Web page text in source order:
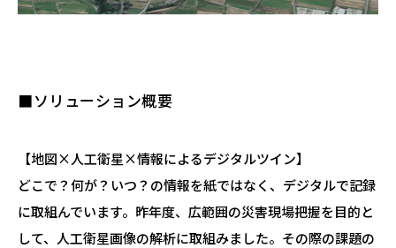
■ソリューション概要
【地図×人工衛星×情報によるデジタルツイン】
どこで？何が？いつ？の情報を紙ではなく、デジタルで記録
に取組んでいます。昨年度、広範囲の災害現場把握を目的と
して、人工衛星画像の解析に取組みました。その際の課題の